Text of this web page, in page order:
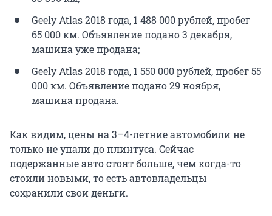
Geely Atlas 2018 года, 1 488 000 рублей, пробег
65 000 км. Объявление подано 3 декабря,
машина уже продана;
Geely Atlas 2018 года, 1 550 000 рублей, пробег 55
000 км. Объявление подано 29 ноября,
машина продана.
Как видим, цены на 3–4-летние автомобили не
только не упали до плинтуса. Сейчас
подержанные авто стоят больше, чем когда-то
стоили новыми, то есть автовладельцы
сохранили свои деньги.